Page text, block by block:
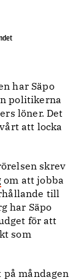
har Säpo
politikerna
löner. Det
att locka
skrev
om att jobba
till
har Säpo
för att
som
måndagen